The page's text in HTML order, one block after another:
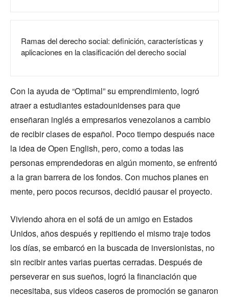
Ramas del derecho social: definición, características y
aplicaciones en la clasificación del derecho social
Con la ayuda de “Optimal” su emprendimiento, logró
atraer a estudiantes estadounidenses para que
enseñaran inglés a empresarios venezolanos a cambio
de recibir clases de español. Poco tiempo después nace
la idea de Open English, pero, como a todas las
personas emprendedoras en algún momento, se enfrentó
a la gran barrera de los fondos. Con muchos planes en
mente, pero pocos recursos, decidió pausar el proyecto.
Viviendo ahora en el sofá de un amigo en Estados
Unidos, años después y repitiendo el mismo traje todos
los días, se embarcó en la buscada de inversionistas, no
sin recibir antes varias puertas cerradas. Después de
perseverar en sus sueños, logró la financiación que
necesitaba, sus videos caseros de promoción se ganaron